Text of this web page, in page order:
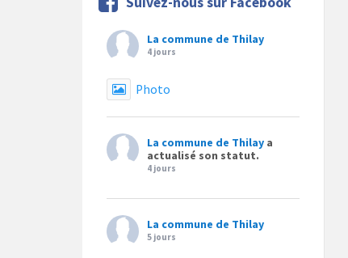
La commune de Thilay
4 jours
Photo
La commune de Thilay a
actualisé son statut.
4 jours
La commune de Thilay
5 jours